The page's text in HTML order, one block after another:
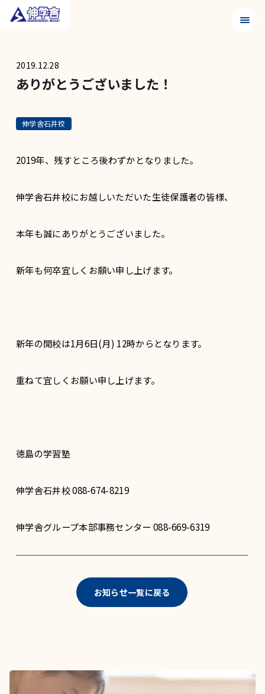
メニ
2019.12.28
ありがとうございました！
伸学舎石井校
2019年、残すところ後わずかとなりました。
伸学舎石井校にお越しいただいた生徒保護者の皆様、
本年も誠にありがとうございました。
新年も何卒宜しくお願い申し上げます。
新年の開校は1月6日(月) 12時からとなります。
重ねて宜しくお願い申し上げます。
徳島の学習塾
伸学舎石井校 088-674-8219
伸学舎グループ本部事務センター 088-669-6319
お知らせ一覧に戻る